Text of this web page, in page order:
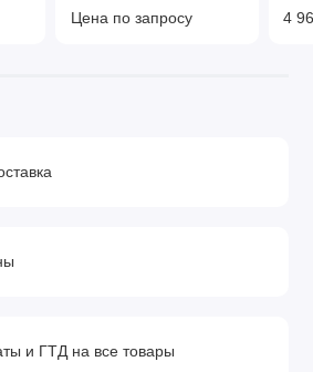
Цена по запросу 4
и ГТД на все товары